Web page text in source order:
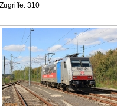
Zugriffe: 310